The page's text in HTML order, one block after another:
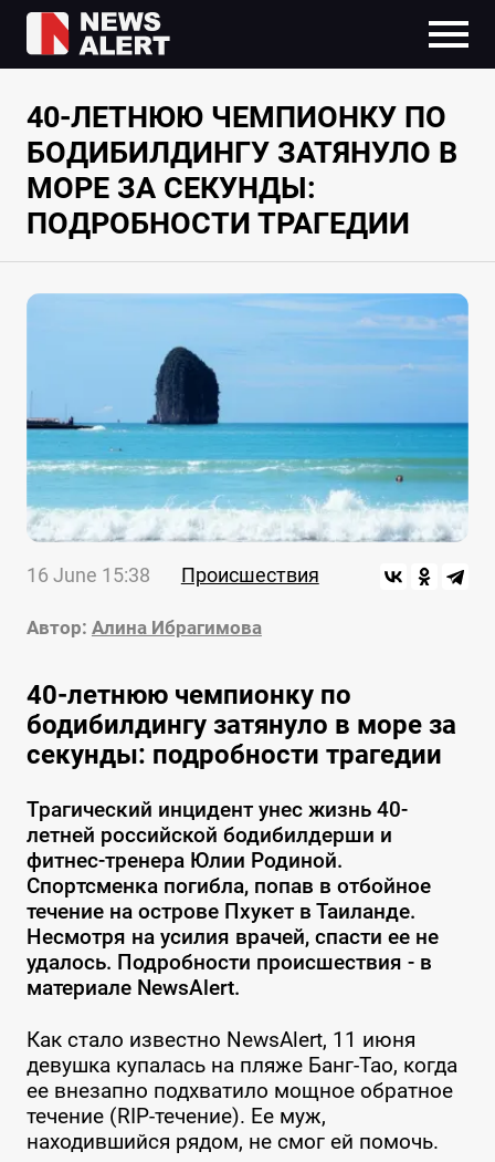
40-ЛЕТНЮЮ ЧЕМПИОНКУ ПО
БОДИБИЛДИНГУ ЗАТЯНУЛО В
МОРЕ ЗА СЕКУНДЫ:
ПОДРОБНОСТИ ТРАГЕДИИ
16 June 15:38 Происшествия
Автор: Алина Ибрагимова
40-летнюю чемпионку по
бодибилдингу затянуло в море за
секунды: подробности трагедии
Трагический инцидент унес жизнь 40-
летней российской бодибилдерши и
фитнес-тренера Юлии Родиной.
Спортсменка погибла, попав в отбойное
течение на острове Пхукет в Таиланде.
Несмотря на усилия врачей, спасти ее не
удалось. Подробности происшествия - в
материале NewsAlert.
Как стало известно NewsAlert, 11 июня
девушка купалась на пляже Банг-Тао, когда
ее внезапно подхватило мощное обратное
течение (RIP-течение). Ее муж,
находившийся рядом, не смог ей помочь.